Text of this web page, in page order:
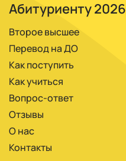
Абитуриенту 2026
Второе высшее
Перевод на ДО
Как поступить
Как учиться
Вопрос-ответ
Отзывы
О нас
Контакты